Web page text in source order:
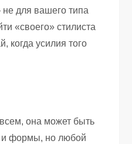
для вашего типа
«своего» стилиста
, когда усилия того
, она может быть
и формы, но любой